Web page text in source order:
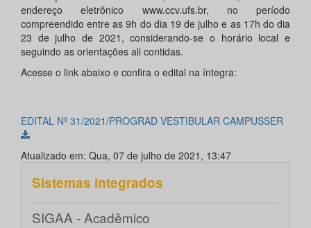
endereço eletrônico www.ccv.ufs.br, no período
compreendido entre as 9h do dia 19 de julho e as 17h do dia
23 de julho de 2021, considerando-se o horário local e
seguindo as orientações ali contidas.
Acesse o link abaixo e confira o edital na íntegra:
EDITAL Nº 31/2021/PROGRAD VESTIBULAR CAMPUSSER
Atualizado em: Qua, 07 de julho de 2021, 13:47
Sistemas integrados
SIGAA - Acadêmico